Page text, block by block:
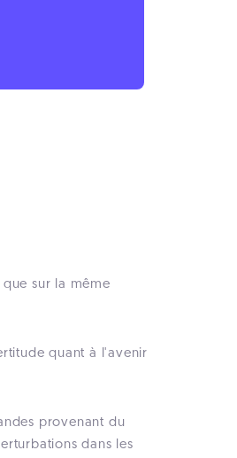
sur la même
quant à l'avenir
provenant du
dans les